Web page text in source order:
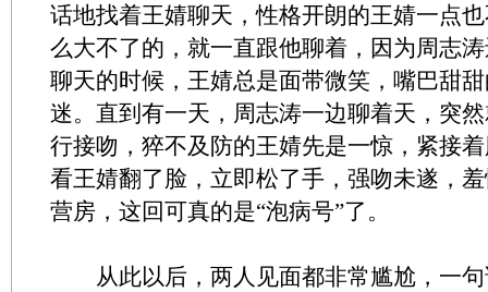
话地找着王婧聊天，性格开朗的王婧一点
么大不了的，就一直跟他聊着，因为周志
聊天的时候，王婧总是面带微笑，嘴巴甜
迷。直到有一天，周志涛一边聊着天，突
行接吻，猝不及防的王婧先是一惊，紧接
看王婧翻了脸，立即松了手，强吻未遂，
营房，这回可真的是“泡病号”了。
从此以后，两人见面都非常尴尬，一句